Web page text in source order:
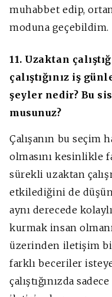
muhabbet edip,
moduna geçebildim.
11. Uzaktan
çalıştığınız iş
şeyler nedir? Bu
musunuz?
Çalışanın bu seçim
olmasını kesinlikle
sürekli uzaktan
etkilediğini de
aynı derecede
kurmak insan
üzerinden iletişim
farklı beceriler
çalıştığınızda